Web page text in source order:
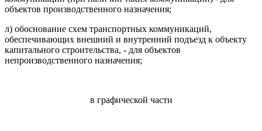
объектов производственного назначения;
л) обоснование схем транспортных коммуникаций,
обеспечивающих внешний и внутренний подъезд к объекту
капитального строительства, - для объектов
непроизводственного назначения;
в графической части